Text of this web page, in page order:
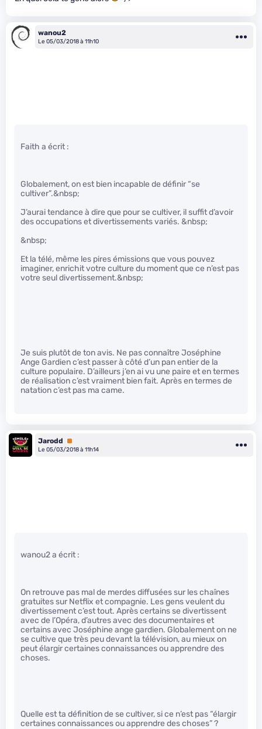
wanou2
Le 05/03/2018 à 11h10
Faith a écrit :
Globalement, on est bien incapable de définir “se
cultiver”.&nbsp;
J’aurai tendance à dire que pour se cultiver, il suffit d’avoir
des occupations et divertissements variés. &nbsp;
&nbsp;
Et la télé, même les pires émissions que vous pouvez
imaginer, enrichit votre culture du moment que ce n’est pas
votre seul divertissement.&nbsp;
Je suis plutôt de ton avis. Ne pas connaître Joséphine
Ange Gardien c’est passer à côté d’un pan entier de la
culture populaire. D’ailleurs j’en ai vu une paire et en termes
de réalisation c’est vraiment bien fait. Après en termes de
natation c’est pas ma came.
Jarodd
Premium
Le 05/03/2018 à 11h14
wanou2 a écrit :
On retrouve pas mal de merdes diffusées sur les chaînes
gratuites sur Netflix et compagnie. Les gens veulent du
divertissement c’est tout. Après certains se divertissent
avec de l’Opéra, d’autres avec des documentaires et
certains avec Joséphine ange gardien. Globalement on ne
se cultive que très peu devant la télévision, au mieux on
peut élargir certaines connaissances ou apprendre des
choses.
Quelle est ta définition de se cultiver, si ce n’est pas “élargir
certaines connaissances ou apprendre des choses” ?